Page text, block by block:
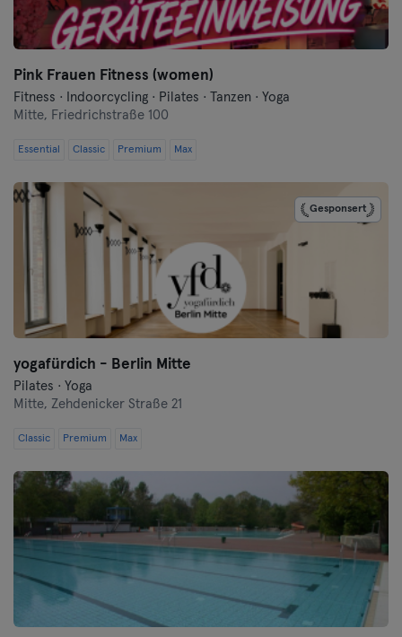
Pink Frauen Fitness (women)
Fitness · Indoorcycling · Pilates · Tanzen · Yoga
Mitte, Friedrichstraße 100
Essential Classic Premium Max
Gesponsert
yogafürdich - Berlin Mitte
Pilates · Yoga
Mitte, Zehdenicker Straße 21
Classic Premium Max
Frankfurt
Frankfurt an der Oder
Freiburg
Göppingen
Halle
Hamburg
Hanau
Heidenheim
Hof
Homburg
Ingolstadt
Karlsruhe